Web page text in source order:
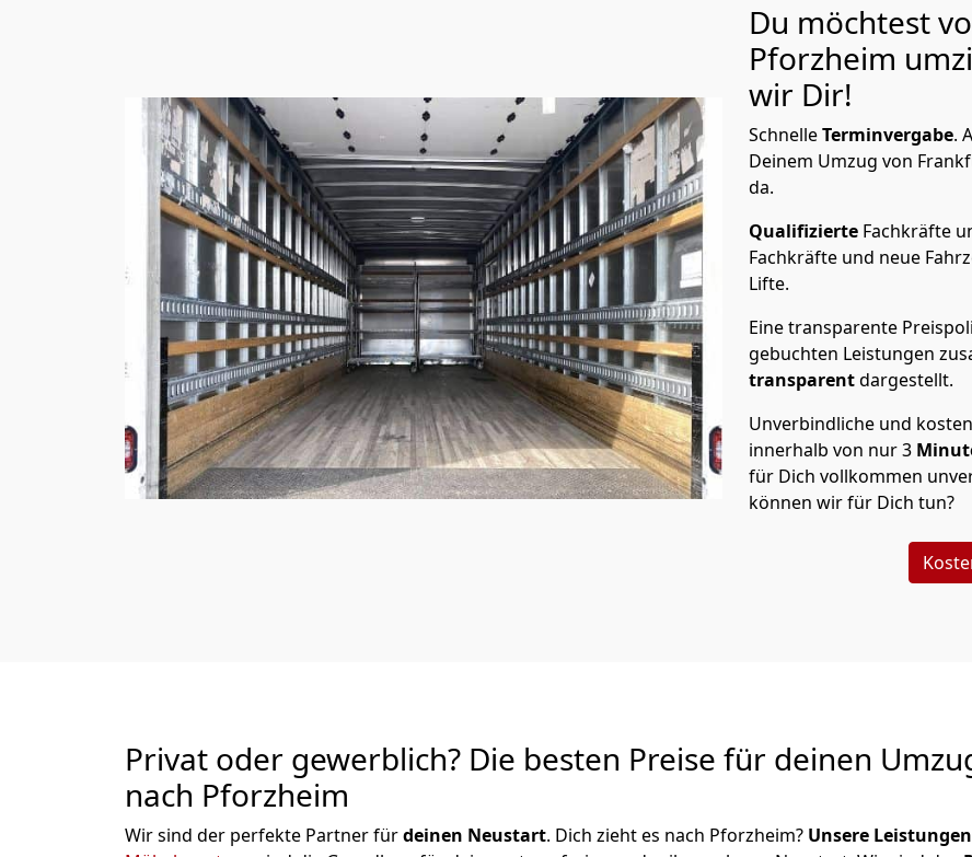
Du möchtest
Pforzheim
wir Dir!
SchnelleTerminvergabe.
Deinem Umzug von
da.
Qualifizierte Fachkräfte
Fachkräfte und neue
Lifte.
Eine transparente
gebuchten Leistungen
transparentdargestellt.
Unverbindliche und
innerhalb von nur3
für Dich vollkommen
können wir für Dich tun?
Privat oder gewerblich? Die besten Preise für deinen
nach Pforzheim
Wir sind der perfekte Partner fürdeinen Neustart. Dich zieht es nach Pforzheim? Unsere Leistungen